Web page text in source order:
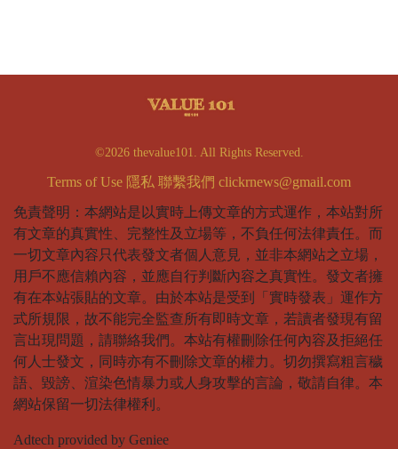
©2026 thevalue101. All Rights Reserved.
Terms of Use 隱私 聯繫我們 clickrnews@gmail.com
免責聲明：本網站是以實時上傳文章的方式運作，本站對所
有文章的真實性、完整性及立場等，不負任何法律責任。而
一切文章內容只代表發文者個人意見，並非本網站之立場，
用戶不應信賴內容，並應自行判斷內容之真實性。發文者擁
有在本站張貼的文章。由於本站是受到「實時發表」運作方
式所規限，故不能完全監查所有即時文章，若讀者發現有留
言出現問題，請聯絡我們。本站有權刪除任何內容及拒絕任
何人士發文，同時亦有不刪除文章的權力。切勿撰寫粗言穢
語、毀謗、渲染色情暴力或人身攻擊的言論，敬請自律。本
網站保留一切法律權利。
Adtech provided by Geniee